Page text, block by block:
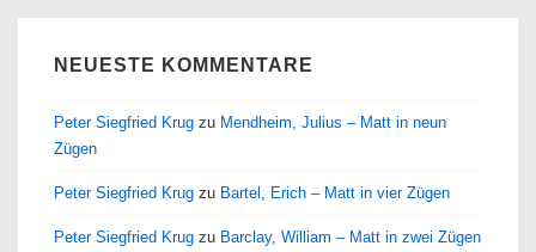
NEUESTE KOMMENTARE
Peter Siegfried Krug zu Mendheim, Julius – Matt in neun
Zügen
Peter Siegfried Krug zu Bartel, Erich – Matt in vier Zügen
Peter Siegfried Krug zu Barclay, William – Matt in zwei Zügen